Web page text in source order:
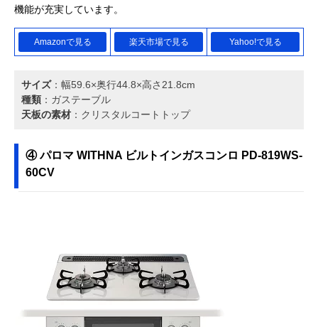
機能が充実しています。
Amazonで見る 楽天市場で見る Yahoo!で見る
サイズ：幅59.6×奥行44.8×高さ21.8cm
種類 ：ガステーブル
天板の素材 ：クリスタルコートトップ
④ パロマ WITHNA ビルトインガスコンロ PD-819WS-
60CV